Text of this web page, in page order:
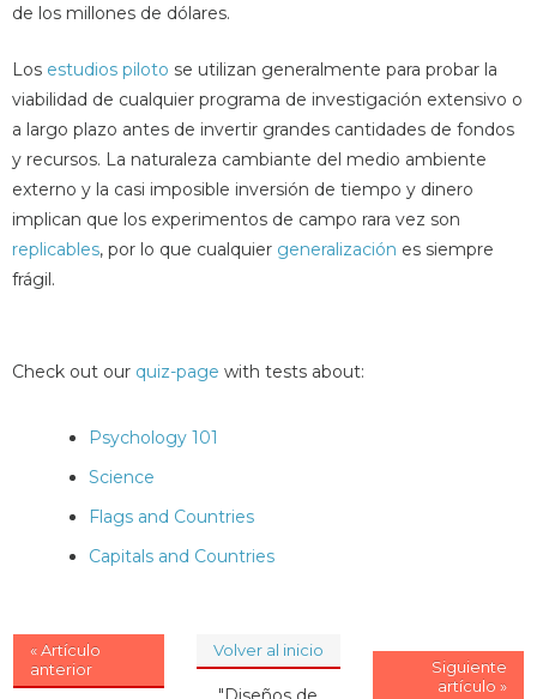
de los millones de dólares.
Los estudios piloto se utilizan generalmente para probar la
viabilidad de cualquier programa de investigación extensivo o
a largo plazo antes de invertir grandes cantidades de fondos
y recursos. La naturaleza cambiante del medio ambiente
externo y la casi imposible inversión de tiempo y dinero
implican que los experimentos de campo rara vez son
replicables, por lo que cualquier generalización es siempre
frágil.
Check out our quiz-page with tests about:
Psychology 101
Science
Flags and Countries
Capitals and Countries
« Artículo
anterior
Volver al inicio
Siguiente
artículo »